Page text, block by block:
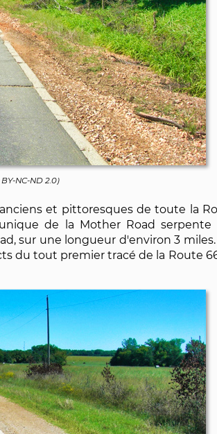
BY-NC-ND 2.0)
et pittoresques de toute la
de la Mother Road serpente
sur une longueur d'environ 3
du tout premier tracé de la Route